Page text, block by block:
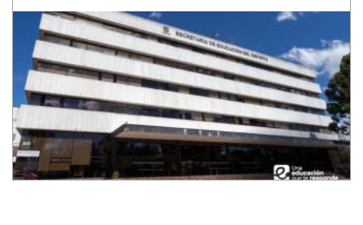
31•DIC•2025
Durante el año 2025, se trabajó para garantizar los
derechos de las niñas, niños y jóvenes y así ofrecer
una educación de calidad.